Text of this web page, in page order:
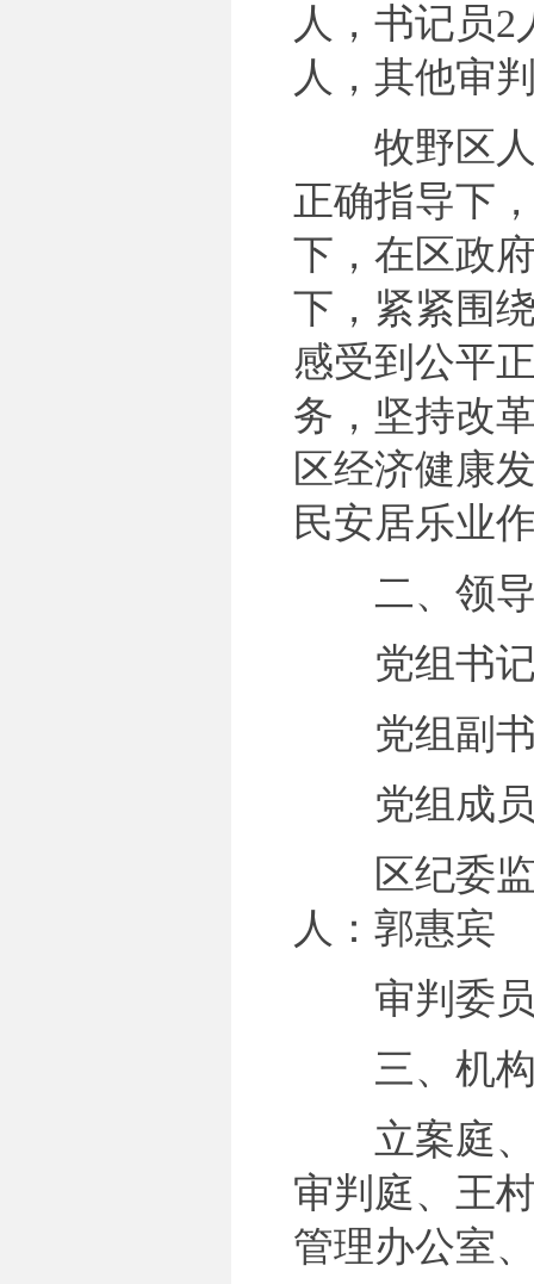
人，书记员
人，其他审
牧野区人
正确指导下
下，在区政
下，紧紧围
感受到公平
务，坚持改
区经济健康
民安居乐业
二、领导
党组书记
党组副书
党组成员
区纪委监
人：郭惠宾
审判委员
三、机构
立案庭、
审判庭、王
管理办公室